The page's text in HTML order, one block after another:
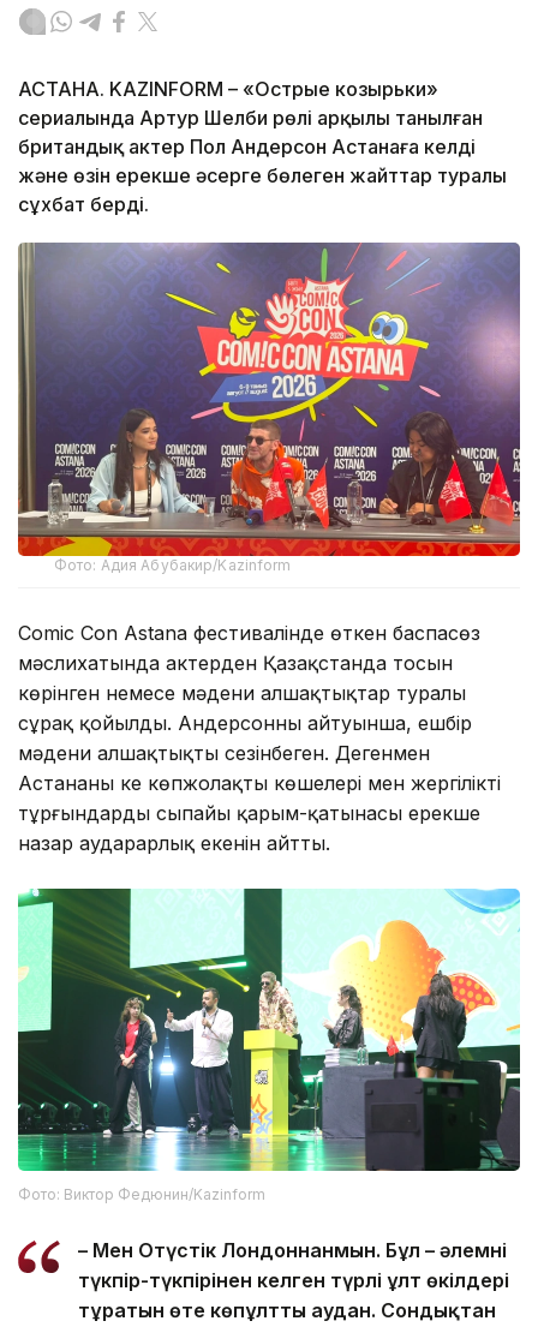
АСТАНА. KAZINFORM – «Острые козырьки»
сериалында Артур Шелби рөлі арқылы танылған
британдық актер Пол Андерсон Астанаға келді
және өзін ерекше әсерге бөлеген жайттар туралы
сұхбат берді.
Фото: Адия Абубакир/Kazinform
Comic Con Astana фестивалінде өткен баспасөз
мәслихатында актерден Қазақстанда тосын
көрінген немесе мәдени алшақтықтар туралы
сұрақ қойылды. Андерсонның айтуынша, ешбір
мәдени алшақтықты сезінбеген. Дегенмен
Астананың кең көпжолақты көшелері мен жергілікті
тұрғындардың сыпайы қарым-қатынасы ерекше
назар аударарлық екенін айтты.
Фото: Виктор Федюнин/Kazinform
– Мен Оңтүстік Лондоннанмын. Бұл – әлемнің
түкпір-түкпірінен келген түрлі ұлт өкілдері
тұратын өте көпұлтты аудан. Сондықтан